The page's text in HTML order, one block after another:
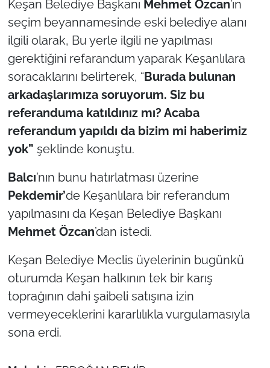
Keşan Belediye Başkanı Mehmet Özcan’ın
seçim beyannamesinde eski belediye alanı
ilgili olarak, Bu yerle ilgili ne yapılması
gerektiğini refarandum yaparak Keşanlılara
soracaklarını belirterek, “Burada bulunan
arkadaşlarımıza soruyorum. Siz bu
referanduma katıldınız mı? Acaba
referandum yapıldı da bizim mi haberimiz
yok” şeklinde konuştu.
Balcı’nın bunu hatırlatması üzerine
Pekdemir’de Keşanlılara bir referandum
yapılmasını da Keşan Belediye Başkanı
Mehmet Özcan’dan istedi.
Keşan Belediye Meclis üyelerinin bugünkü
oturumda Keşan halkının tek bir karış
toprağının dahi şaibeli satışına izin
vermeyeceklerini kararlılıkla vurgulamasıyla
sona erdi.